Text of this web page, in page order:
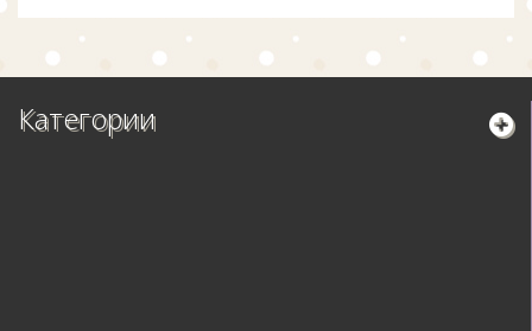
Категории